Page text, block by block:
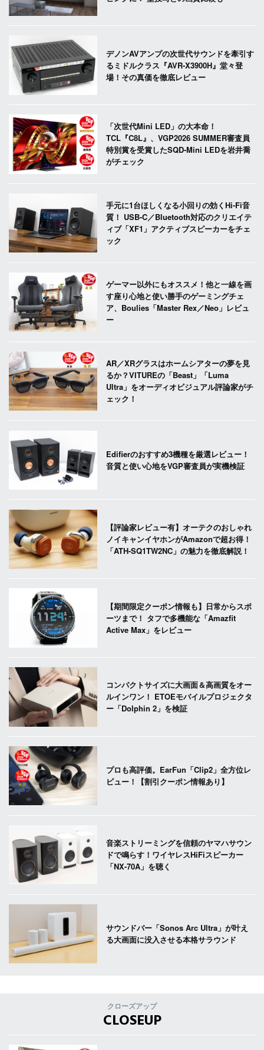
デノンAVアンプの次世代サウンドを牽引す
るミドルクラス『AVR-X3900H』堂々登
場！その真価を徹底レビュー
「次世代Mini LED」の大本命！
TCL『C8L』、VGP2026 SUMMER審査員
特別賞を受賞したSQD-Mini LEDを岩井喬
がチェック
手元に1台ほしくなる小回りの効くHi-Fi音
質！ USB-C／Bluetooth対応のクリエイテ
ィブ「XF1」アクティブスピーカーをチェ
ック
ゲーマー以外にもオススメ！他と一線を画
す座り心地と使い勝手のゲーミングチェ
ア、Boulies「Master Rex／Neo」レビュ
ー
AR／XRグラスはホームシアターの夢を見
るか？VITUREの「Beast」「Luma
Ultra」をオーディオビジュアル評論家がチ
ェック！
Edifierのおすすめ3機種を厳選レビュー！
音質と使い心地をVGP審査員が実機検証
【評論家レビュー有】オーテクのおしゃれ
ノイキャンイヤホンがAmazonで超お得！
「ATH-SQ1TW2NC」の魅力を徹底解説！
【期間限定クーポン情報も】日常からスポ
ーツまで！ タフで多機能な「Amazfit
Active Max」をレビュー
コンパクトサイズに大画面＆高画質をオー
ルインワン！ ETOEモバイルプロジェクタ
ー「Dolphin 2」を検証
プロも高評価。EarFun「Clip2」全方位レ
ビュー！【割引クーポン情報あり】
音楽ストリーミングを信頼のヤマハサウン
ドで鳴らす！ワイヤレスHiFiスピーカー
「NX-70A」を聴く
サウンドバー「Sonos Arc Ultra」が叶え
る大画面に没入させる本格サラウンド
クローズアップ
CLOSEUP